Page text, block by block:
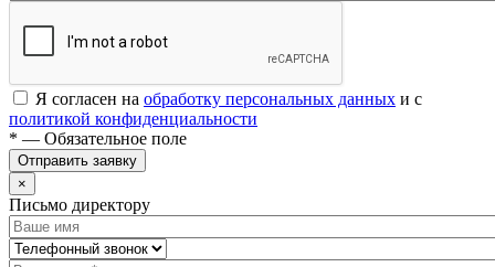
Я согласен на обработку персональных данных и с
политикой конфиденциальности
* — Обязательное поле
Отправить заявку
×
Письмо директору